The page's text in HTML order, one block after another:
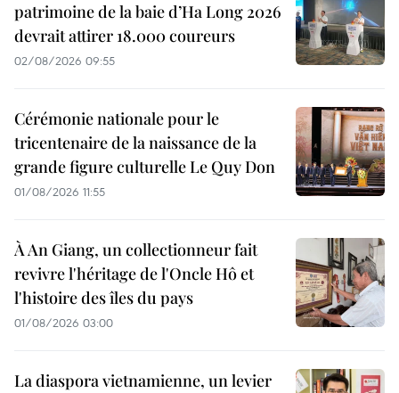
patrimoine de la baie d’Ha Long 2026
devrait attirer 18.000 coureurs
02/08/2026 09:55
Cérémonie nationale pour le
tricentenaire de la naissance de la
grande figure culturelle Le Quy Don
01/08/2026 11:55
À An Giang, un collectionneur fait
revivre l'héritage de l'Oncle Hô et
l'histoire des îles du pays
01/08/2026 03:00
La diaspora vietnamienne, un levier